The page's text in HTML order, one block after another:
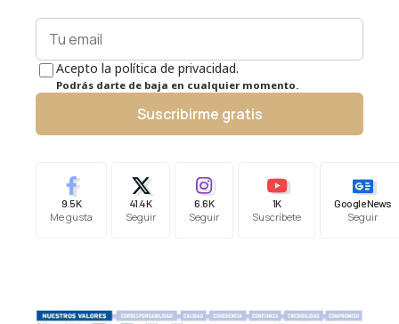
Acepto la política de privacidad.
Podrás darte de baja en cualquier momento.
Suscribirme gratis
9.5K
Me gusta
41.4K
Seguir
6.6K
Seguir
1K
Suscríbete
Google News
Seguir